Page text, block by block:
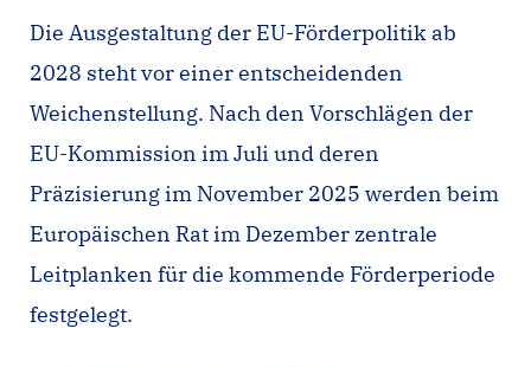
Die Ausgestaltung der EU-Förderpolitik ab
2028 steht vor einer entscheidenden
Weichenstellung. Nach den Vorschlägen der
EU-Kommission im Juli und deren
Präzisierung im November 2025 werden beim
Europäischen Rat im Dezember zentrale
Leitplanken für die kommende Förderperiode
festgelegt.